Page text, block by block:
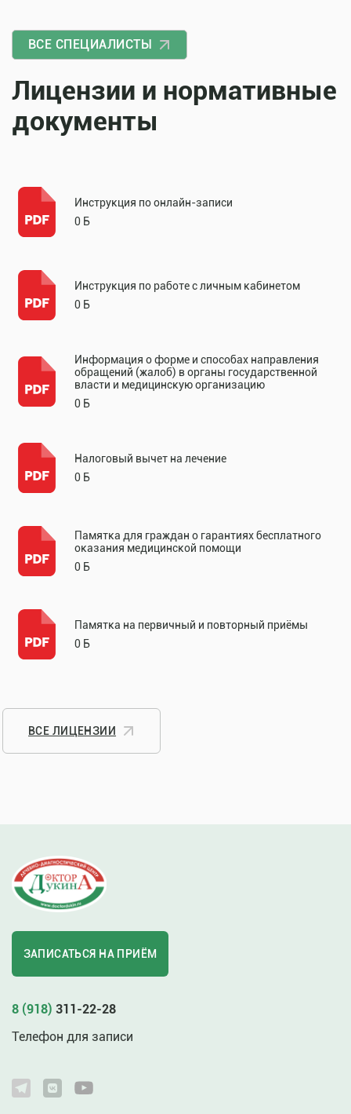
ВСЕ СПЕЦИАЛИСТЫ
Лицензии и нормативные
документы
Инструкция по онлайн-записи
0 Б
Инструкция по работе с личным кабинетом
0 Б
Информация о форме и способах направления
обращений (жалоб) в органы государственной
власти и медицинскую организацию
0 Б
Налоговый вычет на лечение
0 Б
Памятка для граждан о гарантиях бесплатного
оказания медицинской помощи
0 Б
Памятка на первичный и повторный приёмы
0 Б
ВСЕ ЛИЦЕНЗИИ
ЗАПИСАТЬСЯ НА ПРИЁМ
8 (918) 311-22-28
Телефон для записи